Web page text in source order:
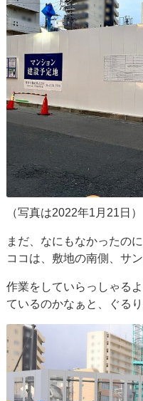
（写真は2022年1月21日）
まだ、なにもなかったのに
ココは、敷地の南側、サ
作業をしていらっしゃる
ているのかなぁと、ぐる